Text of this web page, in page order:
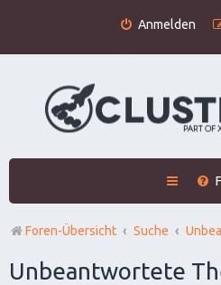
Anmelden
Foren-Übersicht Suche
Unbeantwortete